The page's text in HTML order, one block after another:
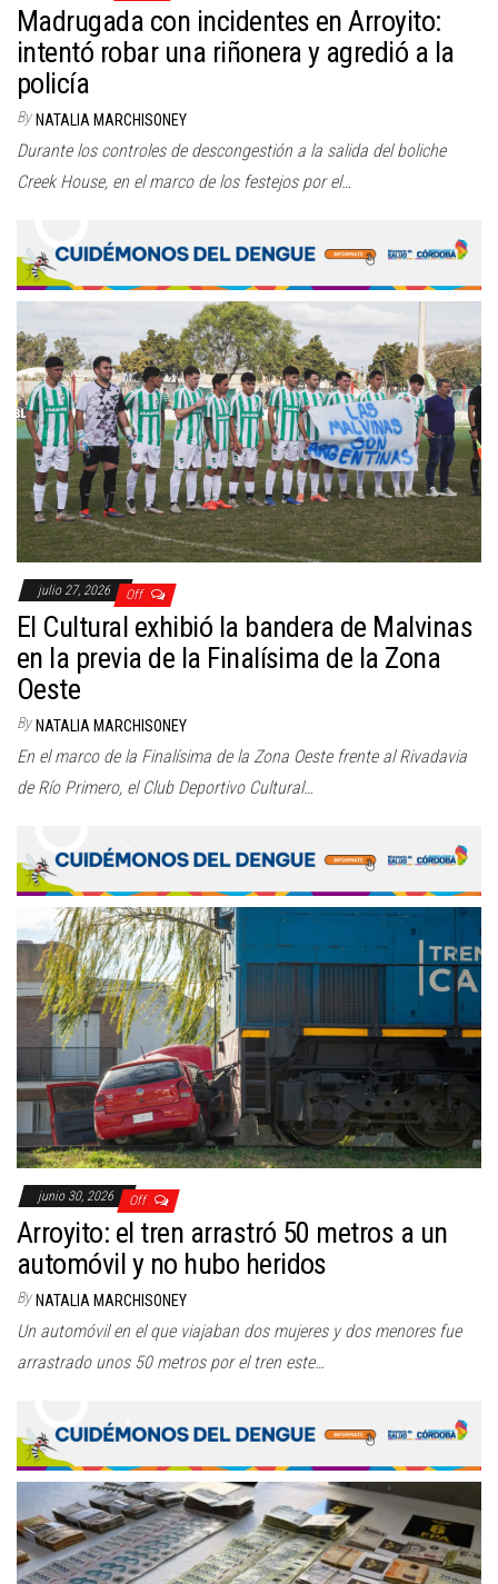
Madrugada con incidentes en Arroyito:
intentó robar una riñonera y agredió a la
policía
By NATALIA MARCHISONEY
Durante los controles de descongestión a la salida del boliche
Creek House, en el marco de los festejos por el…
julio 27, 2026 Off
El Cultural exhibió la bandera de Malvinas
en la previa de la Finalísima de la Zona
Oeste
By NATALIA MARCHISONEY
En el marco de la Finalísima de la Zona Oeste frente al Rivadavia
de Río Primero, el Club Deportivo Cultural…
junio 30, 2026 Off
Arroyito: el tren arrastró 50 metros a un
automóvil y no hubo heridos
By NATALIA MARCHISONEY
Un automóvil en el que viajaban dos mujeres y dos menores fue
arrastrado unos 50 metros por el tren este…